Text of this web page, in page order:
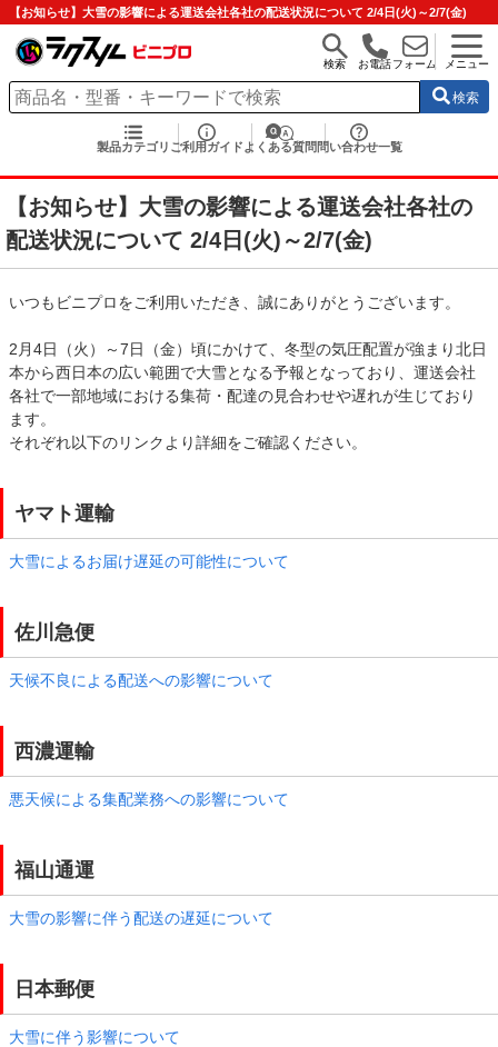
【お知らせ】大雪の影響による運送会社各社の配送状況について 2/4日(火)～2/7(金)
検索 お電話フォーム メニュー
検索
製品カテゴリ ご利用ガイド よくある質問 問い合わせ一覧
【お知らせ】大雪の影響による運送会社各社の
配送状況について 2/4日(火)～2/7(金)
いつもビニプロをご利用いただき、誠にありがとうございます。
2月4日（火）～7日（金）頃にかけて、冬型の気圧配置が強まり北日
本から西日本の広い範囲で大雪となる予報となっており、運送会社
各社で一部地域における集荷・配達の見合わせや遅れが生じており
ます。
それぞれ以下のリンクより詳細をご確認ください。
ヤマト運輸
大雪によるお届け遅延の可能性について
佐川急便
天候不良による配送への影響について
西濃運輸
悪天候による集配業務への影響について
福山通運
大雪の影響に伴う配送の遅延について
日本郵便
大雪に伴う影響について